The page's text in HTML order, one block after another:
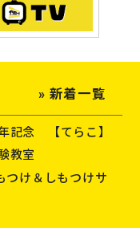
» 新着一覧
記念 【てらこ】
教室
つけ＆しもつけサ